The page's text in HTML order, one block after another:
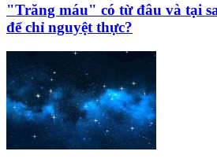
"Trăng máu" có từ đâu và tại
để chỉ nguyệt thực?